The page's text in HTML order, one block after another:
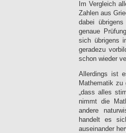
Im Vergleich
Zahlen aus
dabei
genaue
sich übrigens
geradezu
schon wieder
Allerdings ist
Mathematik zu
„dass alles
nimmt die
andere
handelt es
auseinander